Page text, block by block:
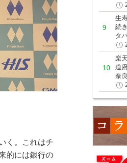
く。これはチ
的には銀行の
生
続
タ
楽
道
奈